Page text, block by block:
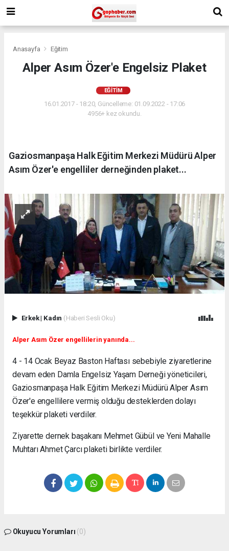
Anasayfa Eğitim
Alper Asım Özer'e Engelsiz Plaket
EĞITIM
16.01.2017 - 18:20, Güncelleme: 01.09.2022 - 17:06
4956+ kez okundu.
Gaziosmanpaşa Halk Eğitim Merkezi Müdürü Alper
Asım Özer'e engelliler derneğinden plaket...
Erkek| Kadın (Haberi Sesli Oku)
Alper Asım Özer engellilerin yanında...
4 - 14 Ocak Beyaz Baston Haftası sebebiyle ziyaretlerine
devam eden Damla Engelsiz Yaşam Derneği yöneticileri,
Gaziosmanpaşa Halk Eğitim Merkezi Müdürü Alper Asım
Özer'e engellilere vermiş olduğu desteklerden dolayı
teşekkür plaketi verdiler.
Ziyarette dernek başakanı Mehmet Gübül ve Yeni Mahalle
Muhtarı Ahmet Çarcı plaketi birlikte verdiler.
Okuyucu Yorumları (0)